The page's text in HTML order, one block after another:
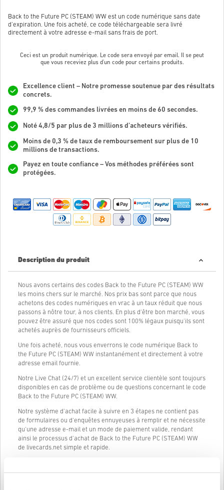
Back to the Future PC (STEAM) WW est un code numérique sans date
d'expiration. Une fois acheté, ce code téléchargeable sera livré
directement à votre adresse e-mail sans frais de port.
Ceci est un produit numérique. Le code sera envoyé par email. Il se peut
que vous receviez plus d'un code pour certains produits.
Excellence client – Notre promesse soutenue par des résultats
concrets.
99,9 % des commandes livrées en moins de 60 secondes.
Noté 4,8/5 par plus de 3 millions d’acheteurs vérifiés.
Moins de 0,3 % de taux de remboursement sur plus de 10
millions de transactions.
Payez en toute confiance – Vos méthodes préférées sont
protégées.
Description du produit
Nous avons certains des codes Back to the Future PC (STEAM) WW
les moins chers sur le marché. Nos prix bas sont parce que nous
achetons des codes numériques en vrac à un taux réduit que nous
passons à nôtre tour, à nos clients. En plus d'être bon marché, vous
pouvez être assuré que nos codes sont 100% légaux puisqu'ils sont
achetés auprès de fournisseurs officiels.
Une fois acheté, nous vous enverrons le code numérique Back to
the Future PC (STEAM) WW instantanément et directement à votre
adresse email fournie.
Notre Live Chat (24/7) et un excellent service clientèle sont toujours
disponibles en cas de problème ou de questions concernant le code
Back to the Future PC (STEAM) WW.
Notre système d'achat facile à suivre en 3 étapes ne contient pas
de formulaires ou d'enquêtes ennuyeuses à remplir et ne nécessite
qu'une adresse e-mail et un mode de paiement valide, rendant
ainsi le processus d'achat de Back to the Future PC (STEAM) WW
de livecards.net simple et rapide.